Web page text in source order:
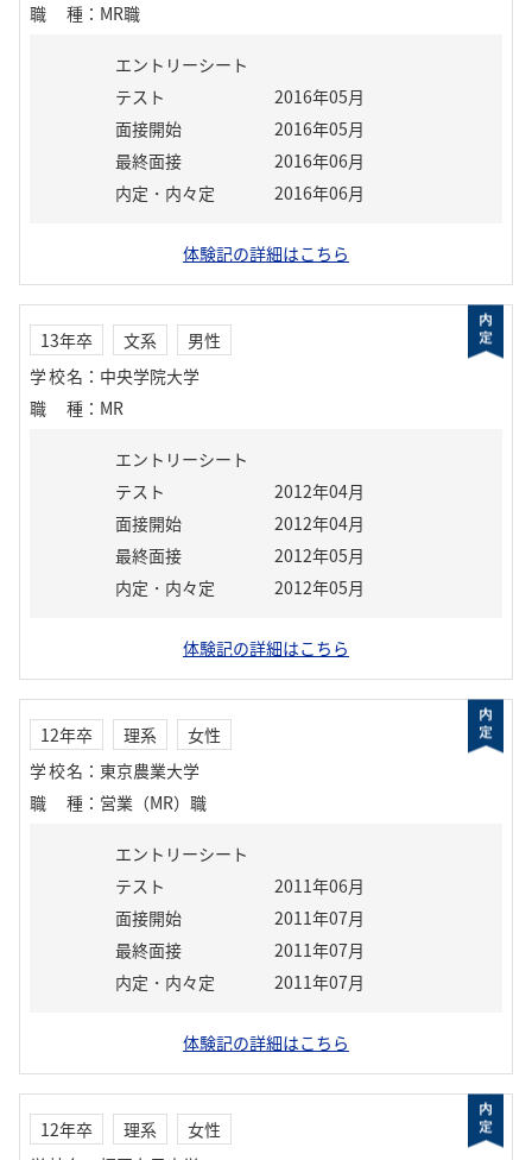
職種 ： MR職
エントリーシート
テスト
2016年05月
面接開始
2016年05月
最終面接
2016年06月
内定・内々定
2016年06月
体験記の詳細はこちら
13年卒 文系
男性
学校名 ： 中央学院大学
職種 ： MR
エントリーシート
テスト
2012年04月
面接開始
2012年04月
最終面接
2012年05月
内定・内々定
2012年05月
体験記の詳細はこちら
12年卒 理系
女性
学校名 ： 東京農業大学
職種 ： 営業（MR）職
エントリーシート
テスト
2011年06月
面接開始
2011年07月
最終面接
2011年07月
内定・内々定
2011年07月
体験記の詳細はこちら
12年卒 理系
女性